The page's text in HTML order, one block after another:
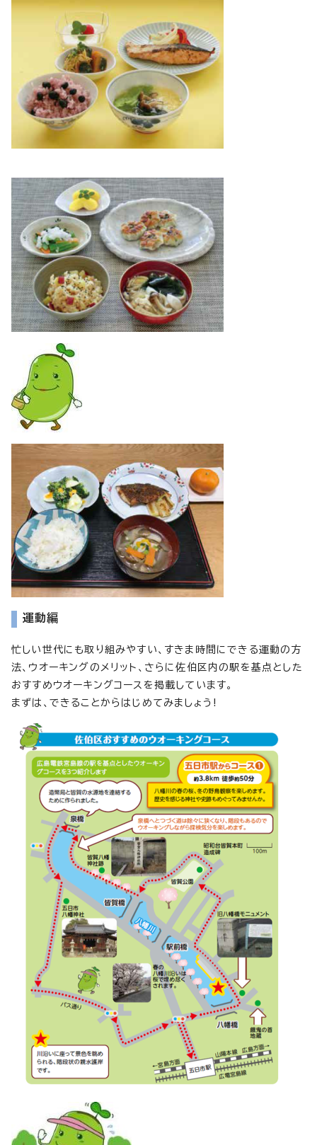
運動編
忙しい世代にも取り組みやすい、すきま時間にできる運動の方
法、ウオーキングのメリット、さらに佐伯区内の駅を基点とした
おすすめウオーキングコースを掲載しています。
まずは、できることからはじめてみましょう!